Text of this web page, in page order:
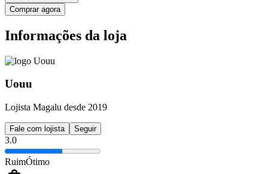
Comprar agora
Informações da loja
Uouu
Lojista Magalu desde 2019
Fale com lojista Seguir
3.0
RuimÓtimo